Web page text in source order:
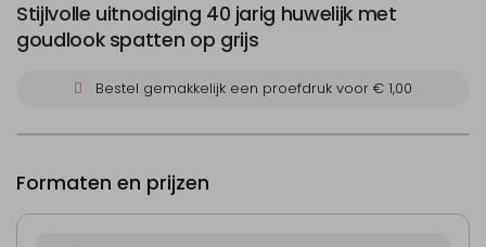
Stijlvolle uitnodiging 40 jarig huwelijk met
goudlook spatten op grijs
Bestel gemakkelijk een proefdruk voor € 1,00
Formaten en prijzen